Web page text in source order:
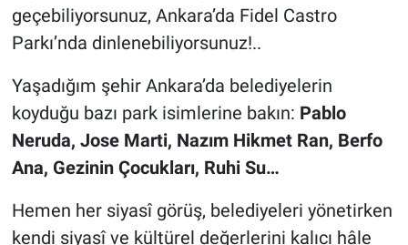
geçebiliyorsunuz, Ankara’da Fidel Castro
Parkı’nda dinlenebiliyorsunuz!..
Yaşadığım şehir Ankara’da belediyelerin
koyduğu bazı park isimlerine bakın: Pablo
Neruda, Jose Marti, Nazım Hikmet Ran, Berfo
Ana, Gezinin Çocukları, Ruhi Su…
Hemen her siyasî görüş, belediyeleri yönetirken
kendi siyasî ve kültürel değerlerini kalıcı hâle